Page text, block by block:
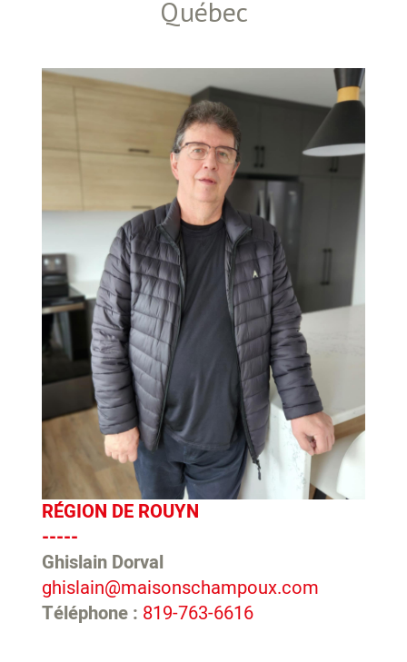
Québec
RÉGION DE ROUYN
-----
Ghislain Dorval
ghislain@maisonschampoux.com
Téléphone : 819-763-6616